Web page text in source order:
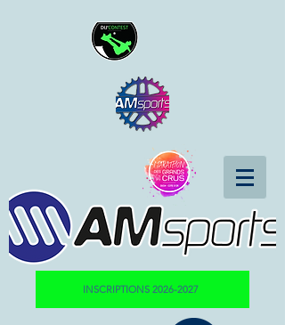
INSCRIPTIONS 2026-2027